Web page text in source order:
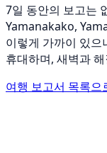
7일 동안의 보고는
Yamanakako,
이렇게 가까이 있으
휴대하며, 새벽과
여행 보고서 목록으